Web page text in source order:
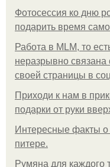
Фотосессия ко дню
подарить время
Работа в MLM, то
неразрывно связана
своей страницы в
Приходи к нам в
подарки от руки
Интересные факты о
питере.
Румяна для каждого